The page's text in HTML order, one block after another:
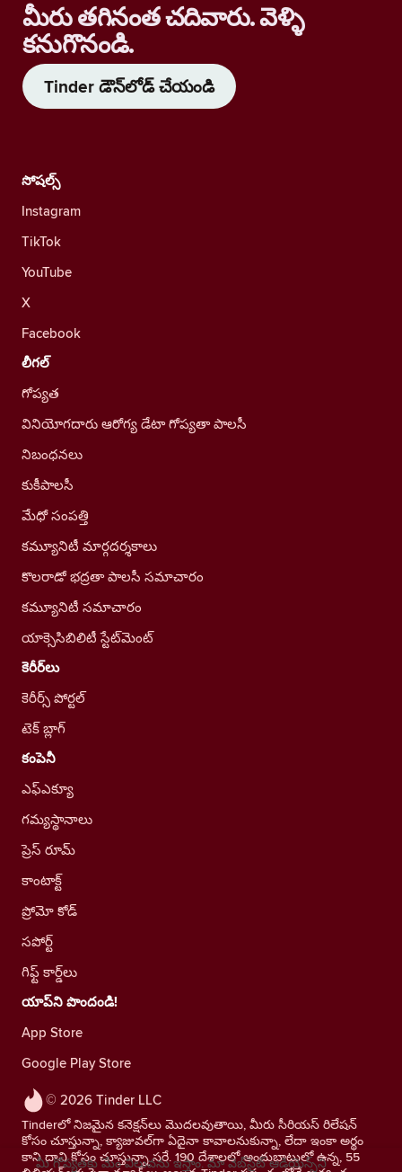
మీరు తగినంత చదివారు. వెళ్ళి
కనుగొనండి.
Tinder డౌన్‌లోడ్ చేయండి
© 2026 Tinder LLC
Tinderలో నిజమైన కనెక్షన్‌లు మొదలవుతాయి, మీరు సీరియస్ రిలేషన్
కోసం చూస్తున్నా, క్యాజువల్‌గా ఏదైనా కావాలనుకున్నా, లేదా ఇంకా అర్థం
కాని దాని కోసం చూస్తున్నా సరే. 190 దేశాలలో అందుబాటులో ఉన్న, 55
సోషల్స్
Instagram
TikTok
YouTube
X
Facebook
లీగల్
గోప్యత
వినియోగదారు ఆరోగ్య డేటా గోప్యతా పాలసీ
నిబంధనలు
కుకీపాలసీ
మేధో సంపత్తి
కమ్యూనిటీ మార్గదర్శకాలు
కొలరాడో భద్రతా పాలసీ సమాచారం
కమ్యూనిటీ సమాచారం
యాక్సెసిబిలిటీ స్టేట్‌మెంట్
కెరీర్‌లు
కెరీర్స్ పోర్టల్
టెక్ బ్లాగ్
కంపెనీ
ఎఫ్ఎక్యూ
గమ్యస్థానాలు
ప్రెస్ రూమ్
కాంటాక్ట్
ప్రోమో కోడ్
సపోర్ట్
గిఫ్ట్ కార్డ్‌లు
యాప్‌ని పొందండి!
App Store
Google Play Store
మీ గోప్యతకు మేం విలువను ఇస్తాం. మా వెబ్‌సైట్ ఆడియెన్స్‌ని